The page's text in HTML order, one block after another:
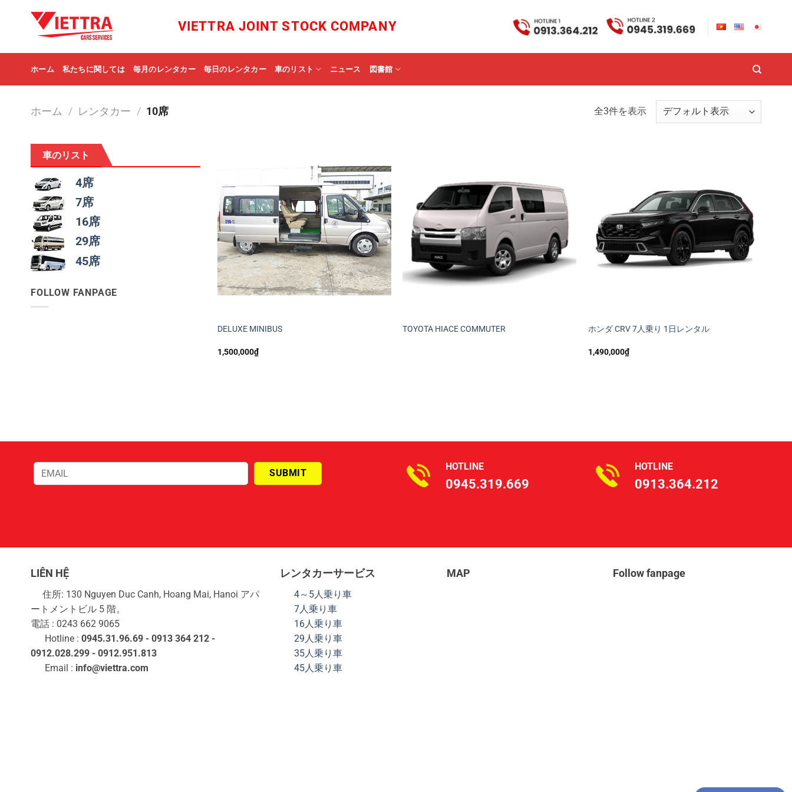
VIETTRA JOINT STOCK COMPANY
ホーム 私たちに関しては 毎月のレンタカー 毎日のレンタカー 車のリスト ニュース 図書館
ホーム / レンタカー / 10席 全3件を表示
車のリスト
4席
7席
16席
29席
45席
FOLLOW FANPAGE
DELUXE MINIBUS
1,500,000₫
TOYOTA HIACE COMMUTER ホンダ CRV 7人乗り 1日レンタル
1,490,000₫
HOTLINE
0945.319.669
HOTLINE
0913.364.212
LIÊN HỆ
住所: 130 Nguyen Duc Canh, Hoang Mai, Hanoi アパ
ートメントビル 5 階。
電話 : 0243 662 9065
Hotline : 0945.31.96.69 - 0913 364 212 -
0912.028.299 - 0912.951.813
Email : info@viettra.com
レンタカーサービス
4～5人乗り車
7人乗り車
16人乗り車
29人乗り車
35人乗り車
45人乗り車
MAP Follow fanpage